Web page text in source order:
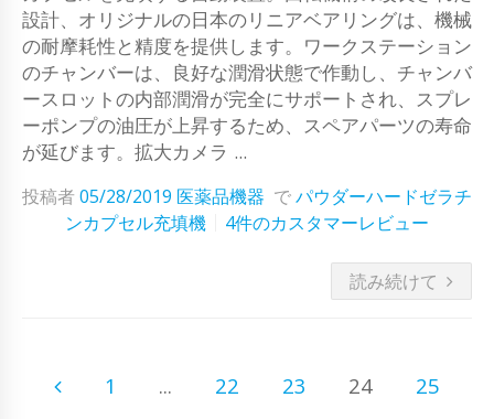
設計、オリジナルの日本のリニアベアリングは、機械
の耐摩耗性と精度を提供します。ワークステーション
のチャンバーは、良好な潤滑状態で作動し、チャンバ
ースロットの内部潤滑が完全にサポートされ、スプレ
ーポンプの油圧が上昇するため、スペアパーツの寿命
が延びます。拡大カメラ ...
投稿者05/28/2019 医薬品機器 でパウダーハードゼラチ
ンカプセル充填機
4件のカスタマーレビュー
読み続けて
1 ... 22 23 24 25